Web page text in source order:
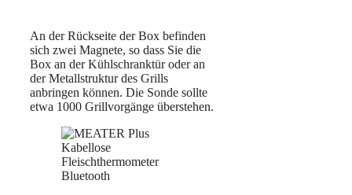
An der Rückseite der Box befinden
sich zwei Magnete, so dass Sie die
Box an der Kühlschranktür oder an
der Metallstruktur des Grills
anbringen können. Die Sonde sollte
etwa 1000 Grillvorgänge überstehen.